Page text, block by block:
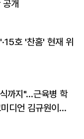
개
호 '찬홈' 현재 위
까지"…근육병 학
디언 김규원이었